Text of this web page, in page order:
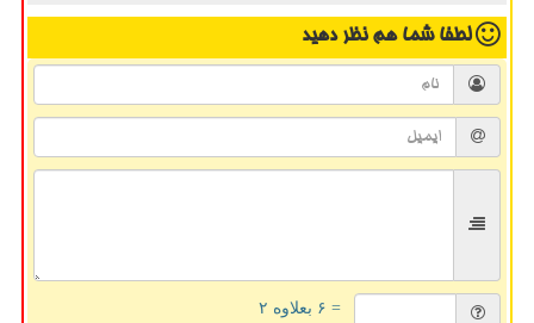
لطفا شما همنظر دهید
= ۶ بعلاوه ۲